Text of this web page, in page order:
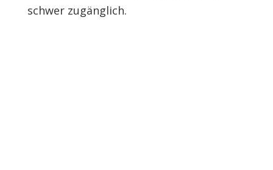
schwer zugänglich.